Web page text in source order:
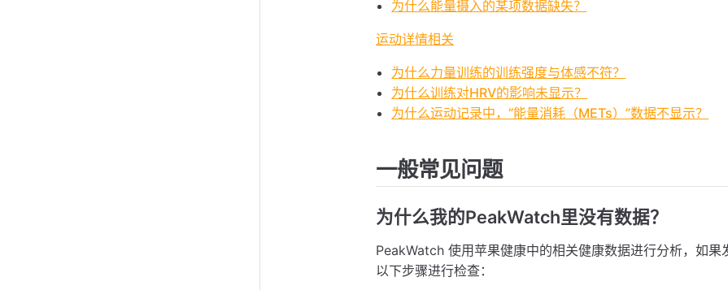
为什么能量摄入的某项数据缺失？
运动详情相关
为什么力量训练的训练强度与体感不符？
为什么训练对HRV的影响未显示？
为什么运动记录中，“能量消耗（METs）”数据不显示？
一般常见问题
为什么我的PeakWatch里没有数据？
PeakWatch 使用苹果健康中的相关健康数据进行分析，如
以下步骤进行检查：